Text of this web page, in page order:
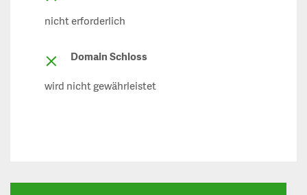
nicht erforderlich
Domain Schloss
wird nicht gewährleistet